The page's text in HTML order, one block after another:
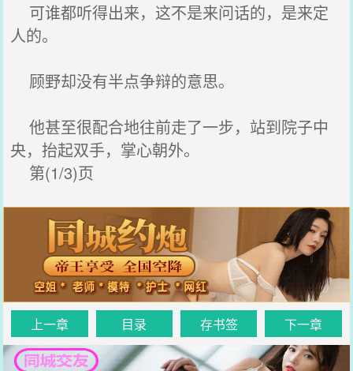
可谁都听得出来，这不是来问话的，是来定
人的。
顾野却没有半点争辩的意思。
他甚至很配合地往前走了一步，站到院子中
央，抬起双手，掌心朝外。
第(1/3)页
上一章 目录 存书签 下一章